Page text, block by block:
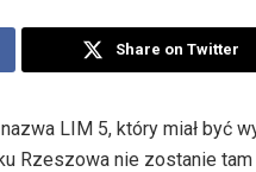
Share on Twitter
LIM 5, który miał być
Rzeszowa nie zostanie